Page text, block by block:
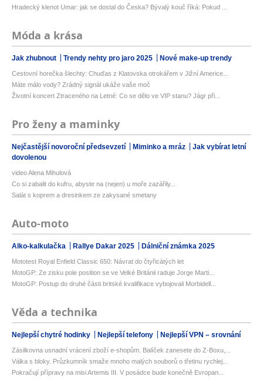
Hradecký klenot Umar: jak se dostal do Česka? Bývalý kouč říká: Pokud ...
Móda a krása
Jak zhubnout Trendy nehty pro jaro 2025 Nové make-up trendy
Cestovní horečka šlechty: Chuďas z Klatovska otrokářem v Jižní Americe...
Máte málo vody? Zrádný signál ukáže vaše moč
Životní koncert Ztraceného na Letné: Co se dělo ve VIP stanu? Jágr při...
Pro ženy a maminky
Nejčastější novoroční předsevzetí Miminko a mráz
Jak vybírat letní
dovolenou
video Alena Mihulová
Co si zabalit do kufru, abyste na (nejen) u moře zazářily...
Salát s koprem a dresinkem ze zakysané smetany
Auto-moto
Alko-kalkulačka Rallye Dakar 2025 Dálniční známka 2025
Mototest Royal Enfield Classic 650: Návrat do čtyřicátých let
MotoGP: Ze zisku pole position se ve Velké Británii raduje Jorge Marti...
MotoGP: Postup do druhé části britské kvalifikace vybojovali Morbidell...
Věda a technika
Nejlepší chytré hodinky Nejlepší telefony Nejlepší VPN – srovnání
Zásilkovna usnadní vrácení zboží e-shopům. Balíček zanesete do Z-Boxu,...
Válka s bloky. Průzkumník smaže mnoho malých souborů o třetinu rychlej...
Pokračují přípravy na misi Artemis III. V posádce bude konečně Evropan...